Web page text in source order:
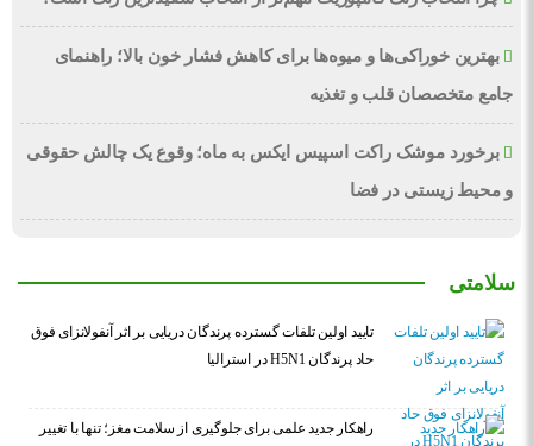
بهترین خوراکی‌ها و میوه‌ها برای کاهش فشار خون بالا؛ راهنمای
جامع متخصصان قلب و تغذیه
برخورد موشک راکت اسپیس ایکس به ماه؛ وقوع یک چالش حقوقی
و محیط زیستی در فضا
سلامتی
تایید اولین تلفات گسترده پرندگان دریایی بر اثر آنفولانزای فوق
حاد پرندگان H5N1 در استرالیا
راهکار جدید علمی برای جلوگیری از سلامت مغز؛ تنها با تغییر